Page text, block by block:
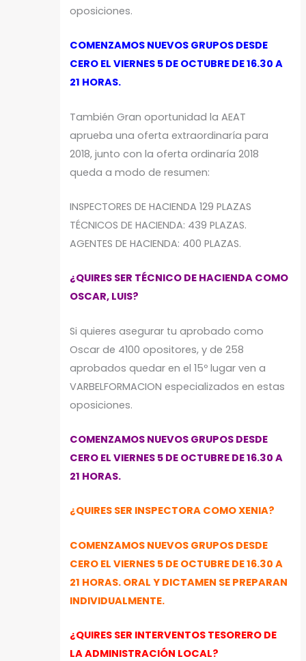
oposiciones.
COMENZAMOS NUEVOS GRUPOS DESDE
CERO EL VIERNES 5 DE OCTUBRE DE 16.30 A
21 HORAS.
También Gran oportunidad la AEAT
aprueba una oferta extraordinaría para
2018, junto con la oferta ordinaría 2018
queda a modo de resumen:
INSPECTORES DE HACIENDA 129 PLAZAS
TÉCNICOS DE HACIENDA: 439 PLAZAS.
AGENTES DE HACIENDA: 400 PLAZAS.
¿QUIRES SER TÉCNICO DE HACIENDA COMO
OSCAR, LUIS?
Si quieres asegurar tu aprobado como
Oscar de 4100 opositores, y de 258
aprobados quedar en el 15º lugar ven a
VARBELFORMACION especializados en estas
oposiciones.
COMENZAMOS NUEVOS GRUPOS DESDE
CERO EL VIERNES 5 DE OCTUBRE DE 16.30 A
21 HORAS.
¿QUIRES SER INSPECTORA COMO XENIA?
COMENZAMOS NUEVOS GRUPOS DESDE
CERO EL VIERNES 5 DE OCTUBRE DE 16.30 A
21 HORAS. ORAL Y DICTAMEN SE PREPARAN
INDIVIDUALMENTE.
¿QUIRES SER INTERVENTOS TESORERO DE
LA ADMINISTRACIÓN LOCAL?